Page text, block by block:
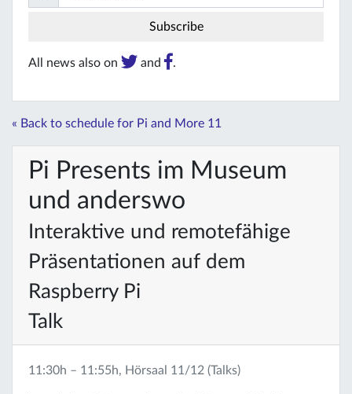
All news also on and .
« Back to schedule for Pi and More 11
Pi Presents im Museum
und anderswo
Interaktive und remotefähige
Präsentationen auf dem
Raspberry Pi
Talk
11:30h – 11:55h, Hörsaal 11/12 (Talks)